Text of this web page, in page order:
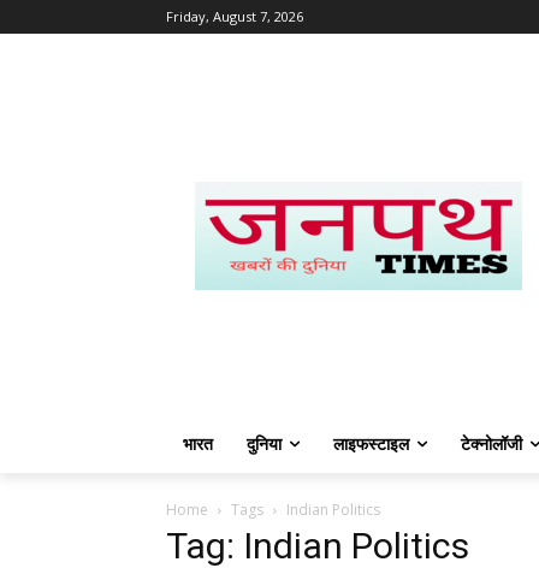
Friday, August 7, 2026
भारत दुनिया लाइफस्टाइल टेक्नोलॉजी
Home Tags Indian Politics
Tag: Indian Politics